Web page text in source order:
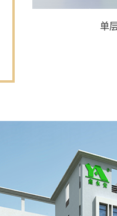
单
塑有限公
年，是一家专业生产绿
、 咖啡杯、冰淇淋碗、